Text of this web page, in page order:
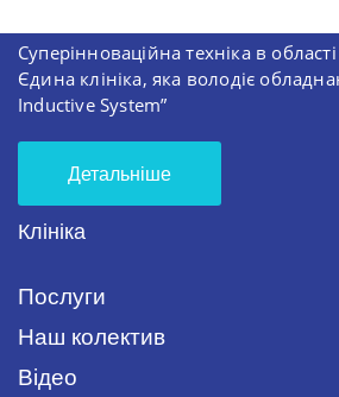
Суперінноваційна техніка в
Єдина клініка, яка володіє
Inductive System”
Детальніше
Клініка
Послуги
Наш колектив
Відео